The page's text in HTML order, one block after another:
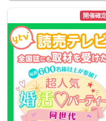
開催確